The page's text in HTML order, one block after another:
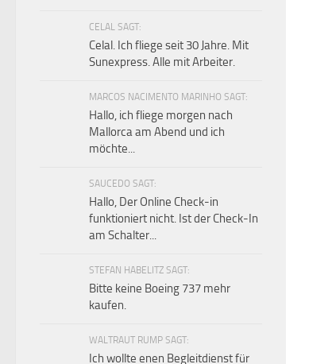
CELAL SAGT:
Celal. Ich fliege seit 30 Jahre. Mit
Sunexpress. Alle mit Arbeiter.
MARCOS NACIMENTO MARINHO SAGT:
Hallo, ich fliege morgen nach
Mallorca am Abend und ich
möchte...
SAUCEDO SAGT:
Hallo, Der Online Check-in
funktioniert nicht. Ist der Check-In
am Schalter...
STEFAN HABELITZ SAGT:
Bitte keine Boeing 737 mehr
kaufen.
WALTRAUT RUMP SAGT:
Ich wollte enen Begleitdienst für